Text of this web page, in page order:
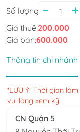
Số lượng
Giá thuê:200.000
Giá bán:600.000
Thông tin chi nhánh
*LƯU Ý: Thời gian
vui lòng xem kỹ
CN Quận 5